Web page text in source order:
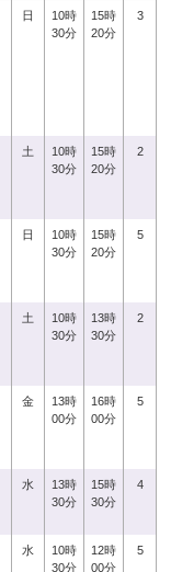
日
10時
30分
15時
20分
3
土
10時
30分
15時
20分
2
日
10時
30分
15時
20分
5
土
10時
30分
13時
30分
2
金
13時
00分
16時
00分
5
水
13時
30分
15時
30分
4
水
10時
30分
12時
00分
5